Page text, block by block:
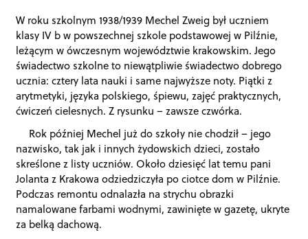
W roku szkolnym 1938/1939 Mechel Zweig był uczniem
klasy IV b w powszechnej szkole podstawowej w Pilźnie,
leżącym w ówczesnym województwie krakowskim. Jego
świadectwo szkolne to niewątpliwie świadectwo dobrego
ucznia: cztery lata nauki i same najwyższe noty. Piątki z
arytmetyki, języka polskiego, śpiewu, zajęć praktycznych,
ćwiczeń cielesnych. Z rysunku – zawsze czwórka.
Rok później Mechel już do szkoły nie chodził – jego
nazwisko, tak jak i innych żydowskich dzieci, zostało
skreślone z listy uczniów. Około dziesięć lat temu pani
Jolanta z Krakowa odziedziczyła po ciotce dom w Pilźnie.
Podczas remontu odnalazła na strychu obrazki
namalowane farbami wodnymi, zawinięte w gazetę, ukryte
za belką dachową.